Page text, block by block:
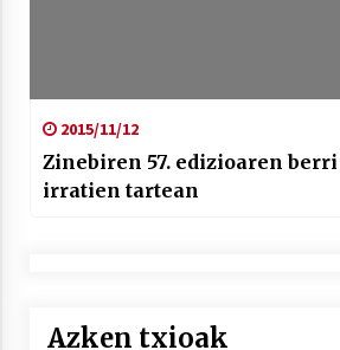
2015/11/12
Zinebiren 57. edizioaren
irratien tartean
Azken txioak